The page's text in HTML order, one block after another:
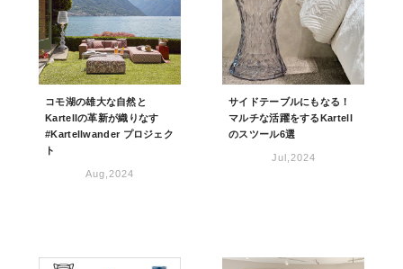
コモ湖の雄大な自然と
Kartellの革新が織りなす
#Kartellwander プロジェク
ト
Aug,2024
サイドテーブルにもなる！
マルチな活躍をするKartell
のスツール6選
Jul,2024